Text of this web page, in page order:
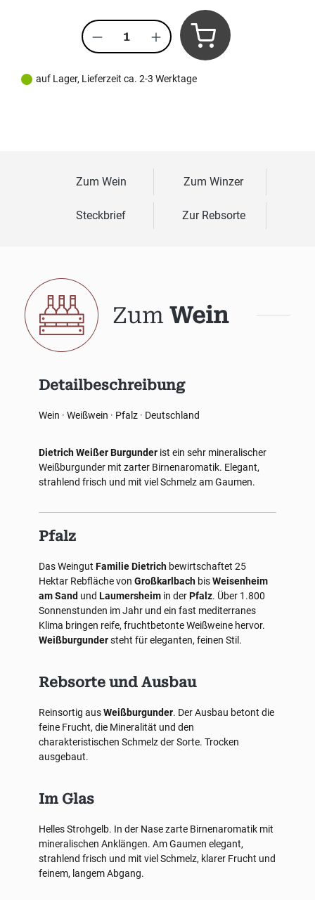
Produkt Anzahl: Gib den
auf Lager, Lieferzeit ca. 2-3 Werktage
Zum Wein Zum Winzer
Steckbrief Zur Rebsorte
Zum Wein
Detailbeschreibung
Wein · Weißwein · Pfalz · Deutschland
Dietrich Weißer Burgunder ist ein sehr mineralischer
Weißburgunder mit zarter Birnenaromatik. Elegant,
strahlend frisch und mit viel Schmelz am Gaumen.
Pfalz
Das Weingut Familie Dietrich bewirtschaftet 25
Hektar Rebfläche von Großkarlbach bisWeisenheim
am Sand und Laumersheim in derPfalz. Über 1.800
Sonnenstunden im Jahr und ein fast mediterranes
Klima bringen reife, fruchtbetonte Weißweine hervor.
Weißburgundersteht für eleganten, feinen Stil.
Rebsorte und Ausbau
Reinsortig ausWeißburgunder. Der Ausbau betont die
feine Frucht, die Mineralität und den
charakteristischen Schmelz der Sorte. Trocken
ausgebaut.
Im Glas
Helles Strohgelb. In der Nase zarte Birnenaromatik mit
mineralischen Anklängen. Am Gaumen elegant,
strahlend frisch und mit viel Schmelz, klarer Frucht und
feinem, langem Abgang.